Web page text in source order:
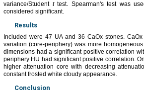
variance/Student ttest. Spearman's test was
considered significant.
Results
Included were 47 UA and 36 CaOx stones.
variation (core-periphery) was more
dimensions had a significant positive correlation
periphery HU had significant positive correlation.
higher attenuation core with decreasing
constant frosted white cloudy appearance.
Conclusion